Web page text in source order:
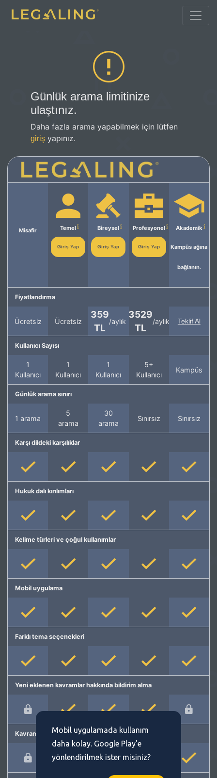
Günlük arama limitinize
ulaştınız.
Daha fazla arama yapabilmek için lütfen
giriş yapınız.
Misafir Temel
Giriş Yap
Bireysel
Giriş Yap
Profesyonel
Giriş Yap
Akademik
Kampüs ağına
bağlanın.
Fiyatlandırma
Ücretsiz Ücretsiz
359
TL
/aylık
3529
TL
/aylık Teklif Al
Kullanıcı Sayısı
1
Kullanıcı
1
Kullanıcı
1
Kullanıcı
5+
Kullanıcı
Kampüs
Günlük arama sınırı
1 arama
5
arama
30
arama
Sınırsız Sınırsız
Karşı dildeki karşılıklar
Hukuk dalı kırılımları
Kelime türleri ve çoğul kullanımlar
Mobil uygulama
Farklı tema seçenekleri
Yeni eklenen kavramlar hakkında bildirim alma
Kavram önermeMobil uygulamada kullanım
daha kolay. Google Play'e
yönlendirilmek ister misiniz?